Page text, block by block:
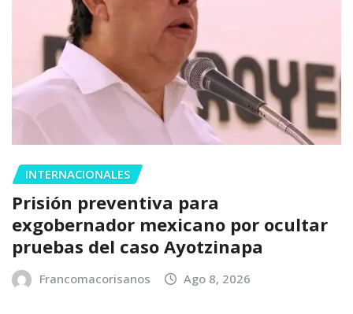
INTERNACIONALES
Prisión preventiva para
exgobernador mexicano por ocultar
pruebas del caso Ayotzinapa
Francomacorisanos Ago 8, 2026